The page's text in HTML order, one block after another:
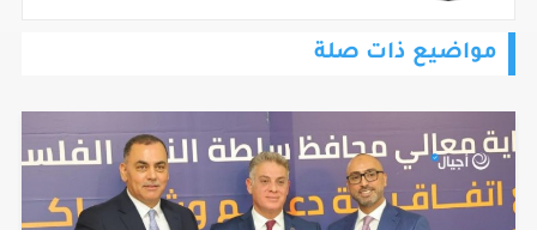
مواضيع ذات صلة